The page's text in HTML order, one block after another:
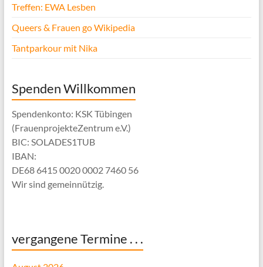
Treffen: EWA Lesben
Queers & Frauen go Wikipedia
Tantparkour mit Nika
Spenden Willkommen
Spendenkonto: KSK Tübingen
(FrauenprojekteZentrum e.V.)
BIC: SOLADES1TUB
IBAN:
DE68 6415 0020 0002 7460 56
Wir sind gemeinnützig.
vergangene Termine . . .